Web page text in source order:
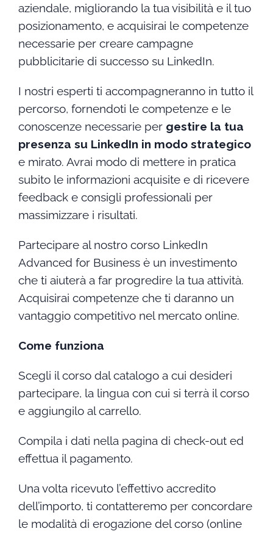
aziendale, migliorando la tua visibilità e il tuo
posizionamento, e acquisirai le competenze
necessarie per creare campagne
pubblicitarie di successo su LinkedIn.
I nostri esperti ti accompagneranno in tutto il
percorso, fornendoti le competenze e le
conoscenze necessarie per gestire la tua
presenza su LinkedIn in modo strategico
e mirato. Avrai modo di mettere in pratica
subito le informazioni acquisite e di ricevere
feedback e consigli professionali per
massimizzare i risultati.
Partecipare al nostro corso LinkedIn
Advanced for Business è un investimento
che ti aiuterà a far progredire la tua attività.
Acquisirai competenze che ti daranno un
vantaggio competitivo nel mercato online.
Come funziona
Scegli il corso dal catalogo a cui desideri
partecipare, la lingua con cui si terrà il corso
e aggiungilo al carrello.
Compila i dati nella pagina di check-out ed
effettua il pagamento.
Una volta ricevuto l’effettivo accredito
dell’importo, ti contatteremo per concordare
le modalità di erogazione del corso (online